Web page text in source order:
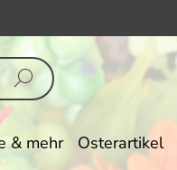
& mehr Osterartikel